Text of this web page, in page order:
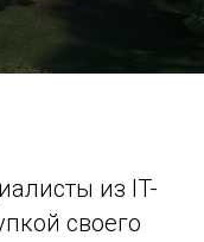
из IT-
своего